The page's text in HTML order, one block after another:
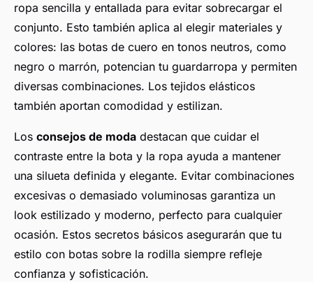
ropa sencilla y entallada para evitar sobrecargar el
conjunto. Esto también aplica al elegir materiales y
colores: las botas de cuero en tonos neutros, como
negro o marrón, potencian tu guardarropa y permiten
diversas combinaciones. Los tejidos elásticos
también aportan comodidad y estilizan.
Los consejos de moda destacan que cuidar el
contraste entre la bota y la ropa ayuda a mantener
una silueta definida y elegante. Evitar combinaciones
excesivas o demasiado voluminosas garantiza un
look estilizado y moderno, perfecto para cualquier
ocasión. Estos secretos básicos asegurarán que tu
estilo con botas sobre la rodilla siempre refleje
confianza y sofisticación.